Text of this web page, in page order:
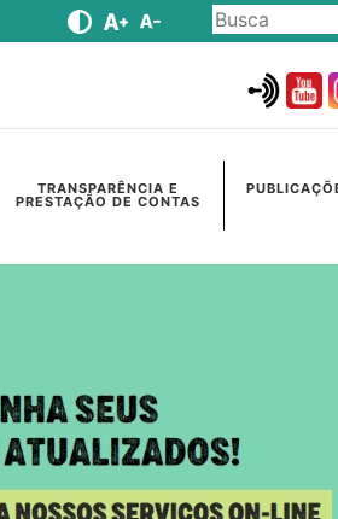
TRANSPARÊNCIA E
PRESTAÇÃO DE CONTAS